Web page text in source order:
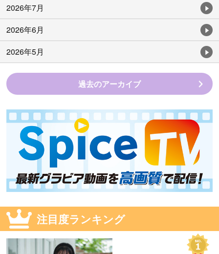
2026年7月
2026年6月
2026年5月
過去のアーカイブ
注目度ランキング